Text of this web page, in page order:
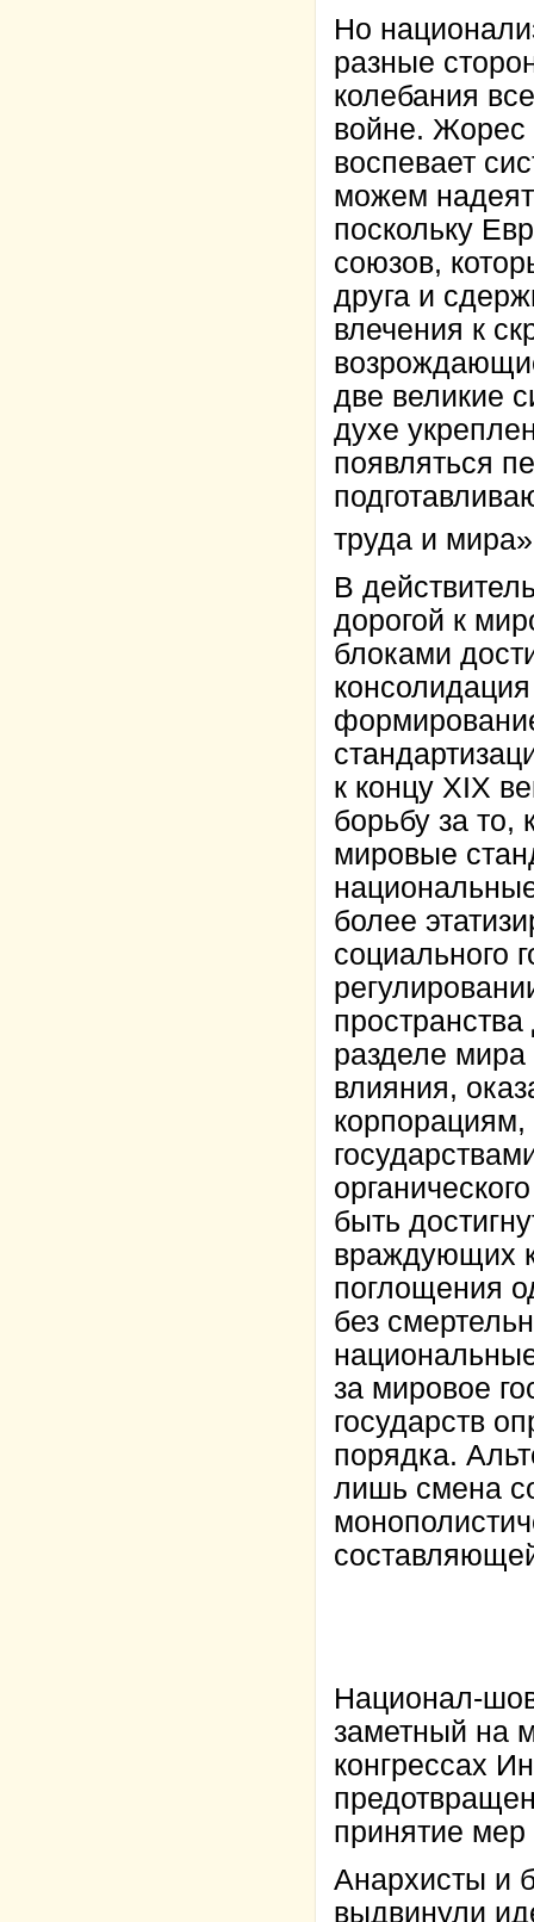
Но
разные
колебания
войне. Жорес
воспевает
можем
поскольку
союзов,
друга и
влечения к
две великие
духе
появляться
труда и мира»
В
дорогой к
блоками
к концу XIX
борьбу за то,
мировые
более
социального
разделе
влияния,
быть
враждующих
поглощения
без
за мировое
государств
порядка.
лишь смена
Национал-
заметный на
конгрессах
принятие
Анархисты и
выдвинули